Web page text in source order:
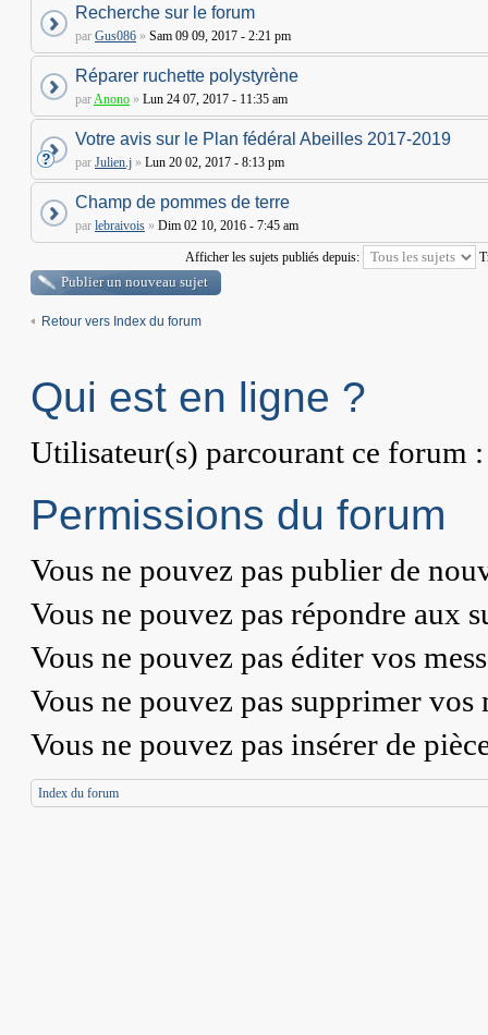
Recherche sur le forum
par Gus086 » Sam 09 09, 2017 - 2:21 pm
Réparer ruchette polystyrène
parAnono » Lun 24 07, 2017 - 11:35 am
Votre avis sur le Plan fédéral Abeilles 2017-2019
par Julien.j » Lun 20 02, 2017 - 8:13 pm
Champ de pommes de terre
par lebraivois » Dim 02 10, 2016 - 7:45 am
Afficher les sujets publiés depuis:
Publier un nouveau sujet
Retour vers Index du forum
Qui est en ligne ?
Utilisateur(s) parcourant ce forum
Permissions du forum
Vous ne pouvez pas publier de
Vous ne pouvez pas répondre aux
Vous ne pouvez pas éditer vos
Vous ne pouvez pas supprimer vos
Vous ne pouvez pas insérer de
Index du forum